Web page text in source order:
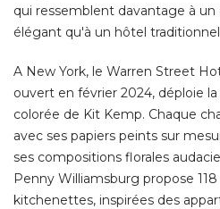
qui ressemblent davantage à
élégant qu'à un hôtel
A New York, le Warren Street
ouvert en février 2024, déploie
colorée de Kit Kemp. Chaque
avec ses papiers peints sur
ses compositions florales
Penny Williamsburg propose
kitchenettes, inspirées des